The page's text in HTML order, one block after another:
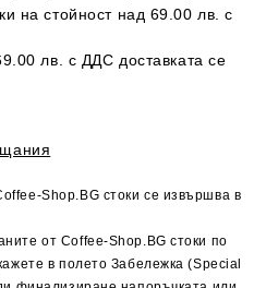
на стойност над 69.00 лв. с
лв. с ДДС доставката се
Shop.BG стоки се извършва в
от Coffee-Shop.BG стоки по
в полето Забележка (Special